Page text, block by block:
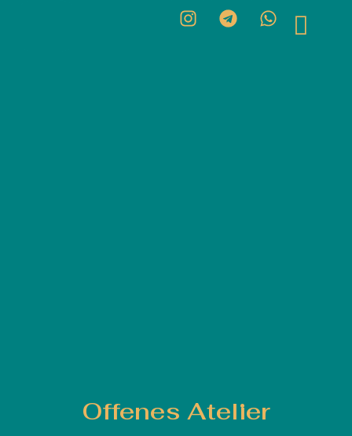
Offenes Atelier